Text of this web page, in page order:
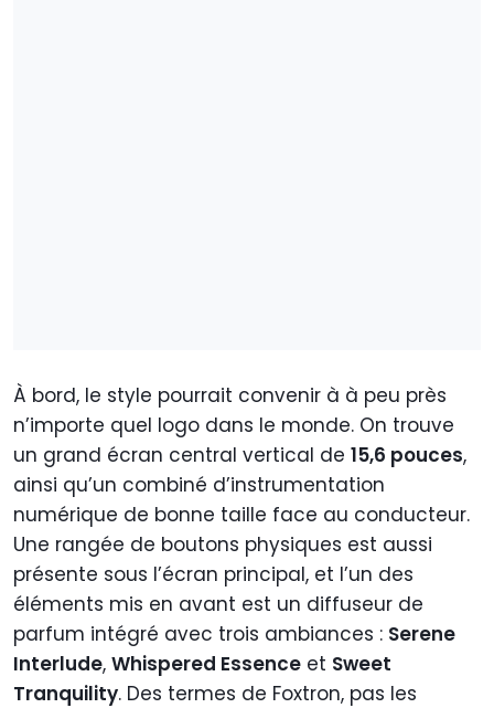
À bord, le style pourrait convenir à à peu près
n’importe quel logo dans le monde. On trouve
un grand écran central vertical de 15,6 pouces,
ainsi qu’un combiné d’instrumentation
numérique de bonne taille face au conducteur.
Une rangée de boutons physiques est aussi
présente sous l’écran principal, et l’un des
éléments mis en avant est un diffuseur de
parfum intégré avec trois ambiances : Serene
Interlude, Whispered Essence et Sweet
Tranquility. Des termes de Foxtron, pas les